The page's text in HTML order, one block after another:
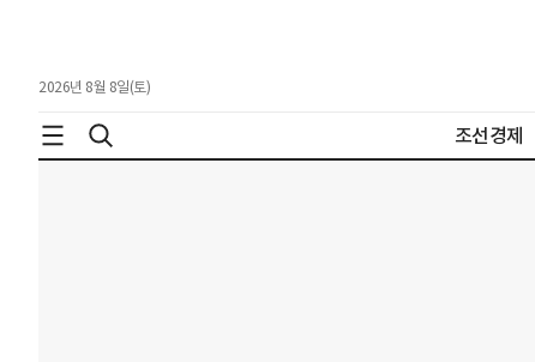
2026년 8월 8일(토)
조선경제